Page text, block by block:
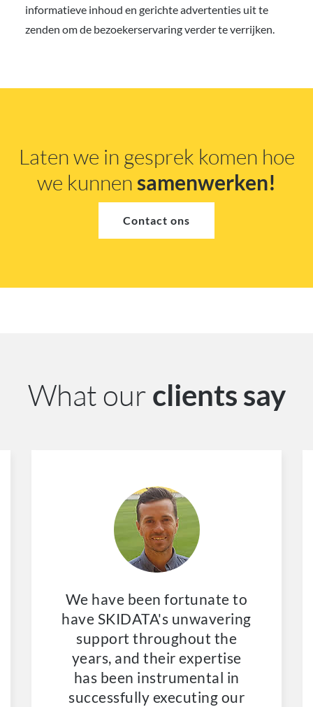
informatieve inhoud en gerichte advertenties uit te
zenden om de bezoekerservaring verder te verrijken.
Laten we in gesprek komen hoe
we kunnensamenwerken!
Contact ons
What our clients say
We have been fortunate to
have SKIDATA's unwavering
support throughout the
years, and their expertise
has been instrumental in
successfully executing our